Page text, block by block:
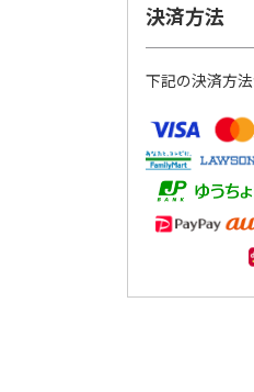
決済方法
下記の決済方法